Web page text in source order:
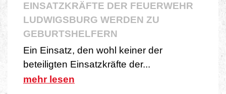
EINSATZKRÄFTE DER FEUERWEHR
LUDWIGSBURG WERDEN ZU
GEBURTSHELFERN
Ein Einsatz, den wohl keiner der
beteiligten Einsatzkräfte der...